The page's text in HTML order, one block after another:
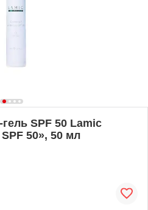
SPF 50 Lamic
50», 50 мл